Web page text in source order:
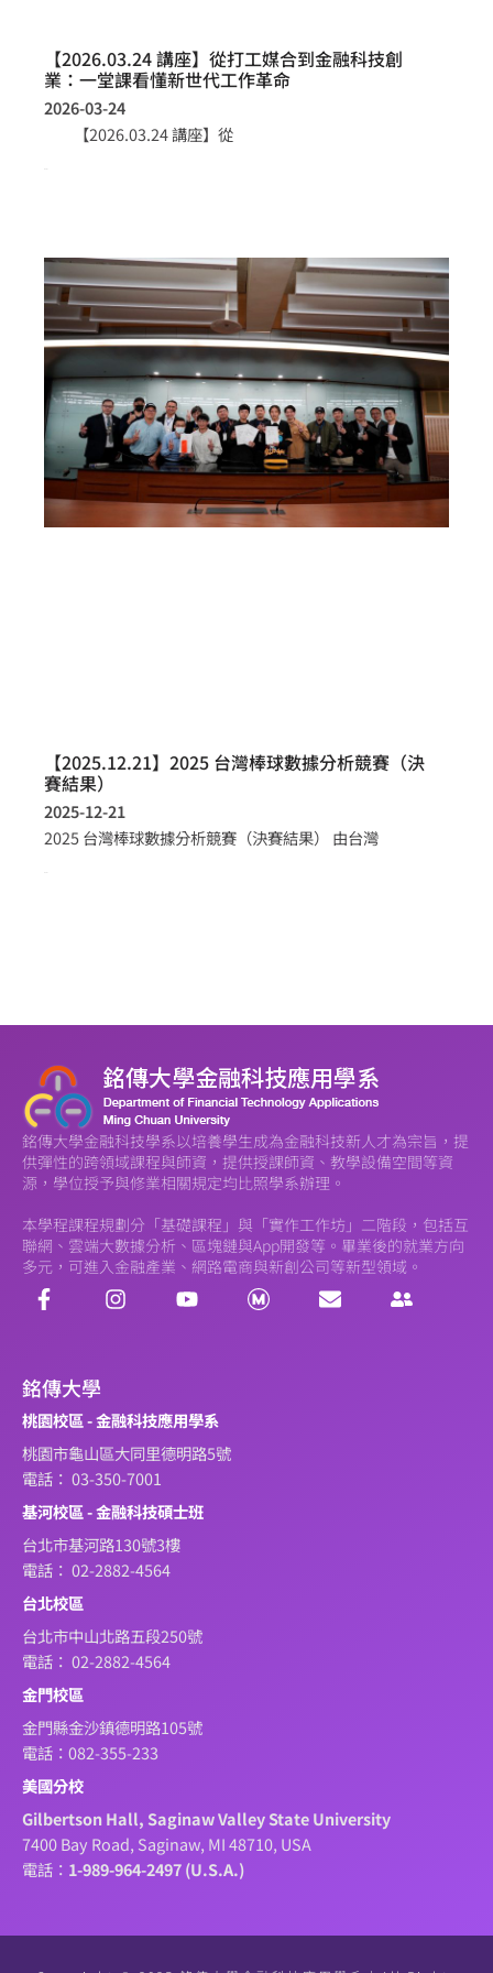
【2026.03.24 講座】從打工媒合到金融科技創
業：一堂課看懂新世代工作革命
2026-03-24
【2026.03.24 講座】從
【2025.12.21】2025 台灣棒球數據分析競賽（決
賽結果）
2025-12-21
2025 台灣棒球數據分析競賽（決賽結果） 由台灣
銘傳大學金融科技學系以培養學生成為金融科技新人才為宗旨，提
供彈性的跨領域課程與師資，提供授課師資、教學設備空間等資
源，學位授予與修業相關規定均比照學系辦理。
本學程課程規劃分「基礎課程」與「實作工作坊」二階段，包括互
聯網、雲端大數據分析、區塊鏈與App開發等。畢業後的就業方向
多元，可進入金融產業、網路電商與新創公司等新型領域。
銘傳大學
桃園校區 - 金融科技應用學系
桃園市龜山區大同里德明路5號
電話： 03-350-7001
基河校區 - 金融科技碩士班
台北市基河路130號3樓
電話： 02-2882-4564
台北校區
台北市中山北路五段250號
電話： 02-2882-4564
金門校區
金門縣金沙鎮德明路105號
電話：082-355-233
美國分校
Gilbertson Hall, Saginaw Valley State University
7400 Bay Road, Saginaw, MI 48710, USA
電話： 1-989-964-2497 (U.S.A.)